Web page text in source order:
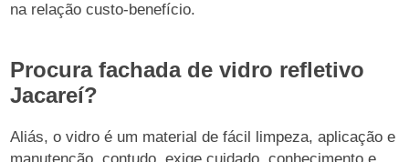
na relação custo-benefício.
Procura fachada de vidro refletivo
Jacareí?
Aliás, o vidro é um material de fácil limpeza, aplicação e